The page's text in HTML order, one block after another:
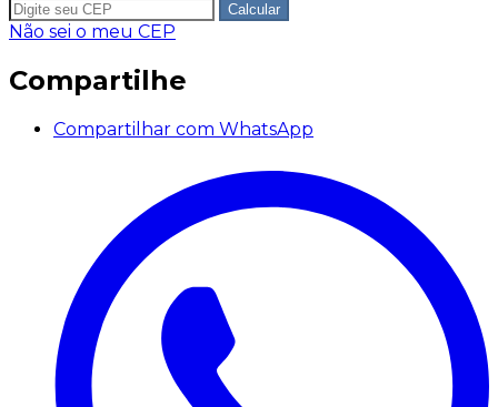
Calcular
Não sei o meu CEP
Compartilhe
Compartilhar com WhatsApp